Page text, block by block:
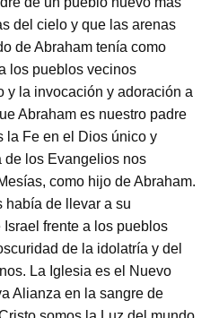
del cielo y que las arenas
de Abraham tenía como
los pueblos vecinos
y la invocación y adoración a
Abraham es nuestro padre
la Fe en el Dios único y
de los Evangelios nos
como hijo de Abraham.
había de llevar a su
frente a los pueblos
de la idolatría y del
La Iglesia es el Nuevo
Alianza en la sangre de